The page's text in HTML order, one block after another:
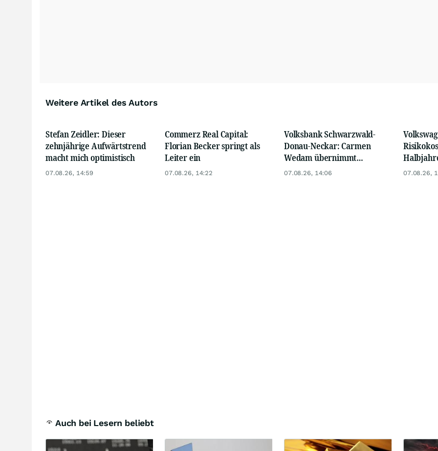
Weitere Artikel des Autors
Stefan Zeidler: Dieser
zehnjährige Aufwärtstrend
macht mich optimistisch
07.08.26, 14:59
Commerz Real Capital:
Florian Becker springt als
Leiter ein
07.08.26, 14:22
Volksbank Schwarzwald-
Donau-Neckar: Carmen
Wedam übernimmt
Aufsichtsratsvorsitz
07.08.26, 14:06 07.08.26,
Auch bei Lesern beliebt